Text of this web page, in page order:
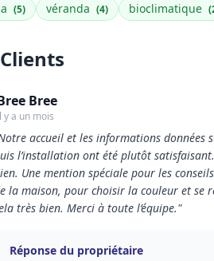
(5) véranda (4) bioclimatique
Bree
y a un mois
accueil et les informations
l’installation ont été plutôt
Une mention spéciale pour les
la maison, pour choisir la couleur et se
très bien. Merci à toute l’équipe."
Réponse du propriétaire